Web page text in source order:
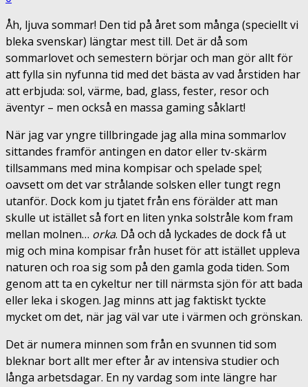
Åh, ljuva sommar! Den tid på året som många (speciellt vi
bleka svenskar) längtar mest till. Det är då som
sommarlovet och semestern börjar och man gör allt för
att fylla sin nyfunna tid med det bästa av vad årstiden har
att erbjuda: sol, värme, bad, glass, fester, resor och
äventyr – men också en massa gaming såklart!
När jag var yngre tillbringade jag alla mina sommarlov
sittandes framför antingen en dator eller tv-skärm
tillsammans med mina kompisar och spelade spel;
oavsett om det var strålande solsken eller tungt regn
utanför. Dock kom ju tjatet från ens förälder att man
skulle ut istället så fort en liten ynka solstråle kom fram
mellan molnen… orka. Då och då lyckades de dock få ut
mig och mina kompisar från huset för att istället uppleva
naturen och roa sig som på den gamla goda tiden. Som
genom att ta en cykeltur ner till närmsta sjön för att bada
eller leka i skogen. Jag minns att jag faktiskt tyckte
mycket om det, när jag väl var ute i värmen och grönskan.
Det är numera minnen som från en svunnen tid som
bleknar bort allt mer efter år av intensiva studier och
långa arbetsdagar. En ny vardag som inte längre har